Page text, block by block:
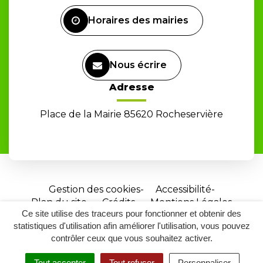
Ce site utilise des traceurs pour fonctionner et obtenir des
statistiques d'utilisation afin améliorer l'utilisation, vous pouvez
contrôler ceux que vous souhaitez activer.
Horaires des mairies
Nous écrire
Adresse
Place de la Mairie 85620 Rocheservière
Gestion des cookies
Accessibilité
Plan du site
Crédits
Mentions Légales
Site
réalisé
par